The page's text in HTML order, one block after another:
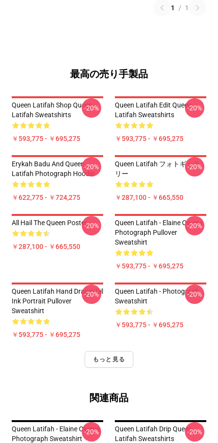
1 / 1
最高の売り手製品
Queen Latifah Shop Queen
Latifah Sweatshirts
￥593,775 - ￥695,275
-20%
Queen Latifah Edit Queen
Latifah Sweatshirts
￥593,775 - ￥695,275
-20%
Erykah Badu And Queen
Latifah Photograph Hoodie
￥622,775 - ￥724,275
-20%
Queen Latifah フォトギャラ
リー
￥287,100 - ￥665,550
-20%
All Hail The Queen Poster
￥287,100 - ￥665,550
-20%
Queen Latifah - Elaine Owens
Photograph Pullover
Sweatshirt
￥593,775 - ￥695,275
-20%
Queen Latifah Hand Drawn Oil
Ink Portrait Pullover
Sweatshirt
￥593,775 - ￥695,275
-20%
Queen Latifah - Photograph
Sweatshirt
￥593,775 - ￥695,275
-20%
もっと見る
関連商品
Queen Latifah - Elaine Owens
Photograph Sweatshirt
-20%
Queen Latifah Drip Queen
Latifah Sweatshirts
-20%